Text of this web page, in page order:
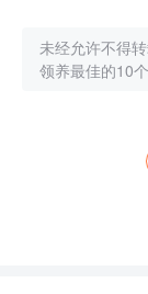
未经允许不得转
领养最佳的10